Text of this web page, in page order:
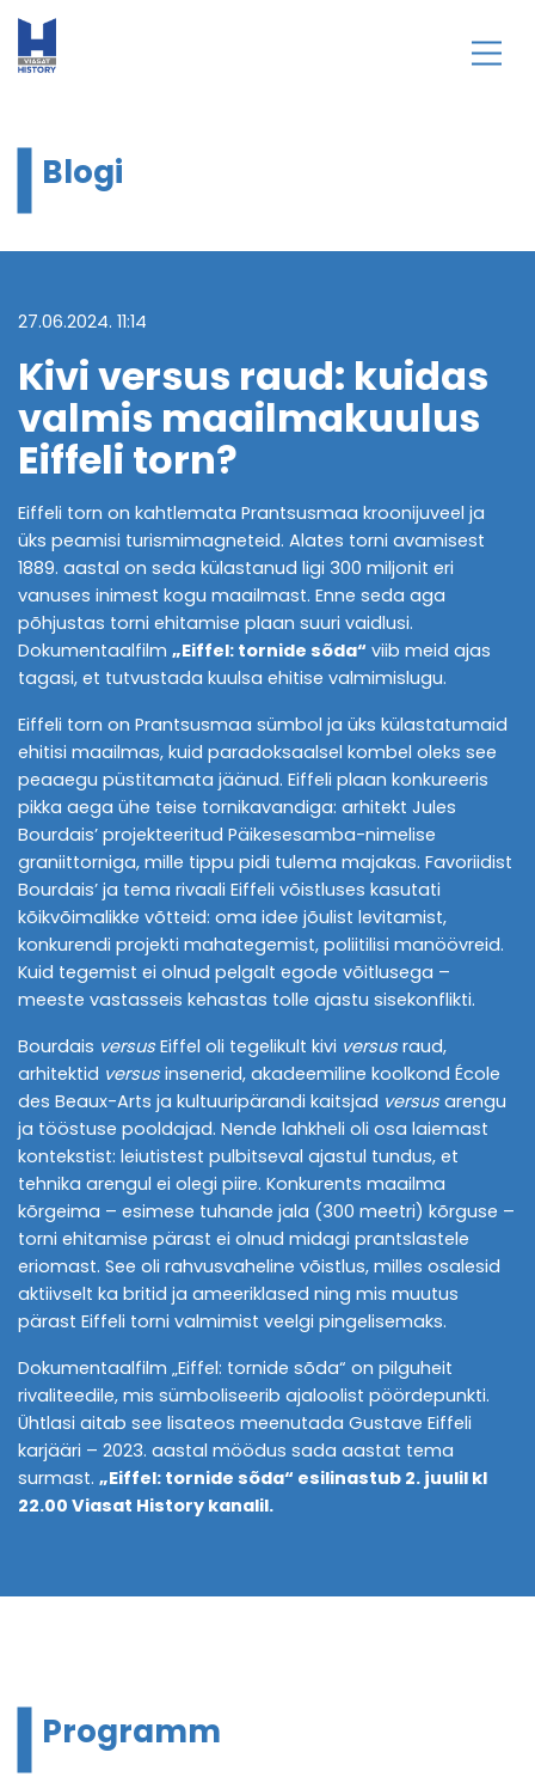
Blogi
27.06.2024. 11:14
Kivi versus raud: kuidas
valmis maailmakuulus
Eiffeli torn?
Eiffeli torn on kahtlemata Prantsusmaa kroonijuveel ja
üks peamisi turismimagneteid. Alates torni avamisest
1889. aastal on seda külastanud ligi 300 miljonit eri
vanuses inimest kogu maailmast. Enne seda aga
põhjustas torni ehitamise plaan suuri vaidlusi.
Dokumentaalfilm „Eiffel: tornide sõda“ viib meid ajas
tagasi, et tutvustada kuulsa ehitise valmimislugu.
Eiffeli torn on Prantsusmaa sümbol ja üks külastatumaid
ehitisi maailmas, kuid paradoksaalsel kombel oleks see
peaaegu püstitamata jäänud. Eiffeli plaan konkureeris
pikka aega ühe teise tornikavandiga: arhitekt Jules
Bourdais’ projekteeritud Päikesesamba-nimelise
graniittorniga, mille tippu pidi tulema majakas. Favoriidist
Bourdais’ ja tema rivaali Eiffeli võistluses kasutati
kõikvõimalikke võtteid: oma idee jõulist levitamist,
konkurendi projekti mahategemist, poliitilisi manöövreid.
Kuid tegemist ei olnud pelgalt egode võitlusega –
meeste vastasseis kehastas tolle ajastu sisekonflikti.
Bourdais versusEiffel oli tegelikult kivi versusraud,
arhitektid versusinsenerid, akadeemiline koolkond École
des Beaux-Arts ja kultuuripärandi kaitsjad versusarengu
ja tööstuse pooldajad. Nende lahkheli oli osa laiemast
kontekstist: leiutistest pulbitseval ajastul tundus, et
tehnika arengul ei olegi piire. Konkurents maailma
kõrgeima – esimese tuhande jala (300 meetri) kõrguse –
torni ehitamise pärast ei olnud midagi prantslastele
eriomast. See oli rahvusvaheline võistlus, milles osalesid
aktiivselt ka britid ja ameeriklased ning mis muutus
pärast Eiffeli torni valmimist veelgi pingelisemaks.
Dokumentaalfilm „Eiffel: tornide sõda“ on pilguheit
rivaliteedile, mis sümboliseerib ajaloolist pöördepunkti.
Ühtlasi aitab see lisateos meenutada Gustave Eiffeli
karjääri – 2023. aastal möödus sada aastat tema
surmast. „Eiffel: tornide sõda“ esilinastub 2. juulil kl
22.00 Viasat History kanalil.
Programm